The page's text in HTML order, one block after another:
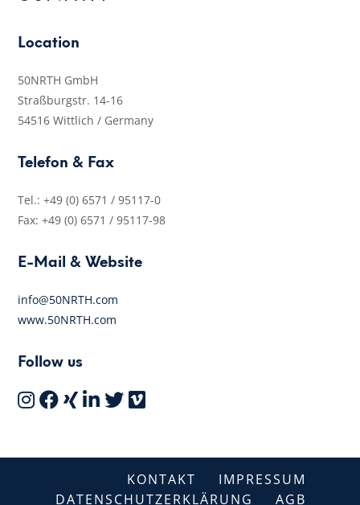
Location
50NRTH GmbH
Straßburgstr. 14-16
54516 Wittlich / Germany
Telefon & Fax
Tel.: +49 (0) 6571 / 95117-0
Fax: +49 (0) 6571 / 95117-98
E-Mail & Website
info@50NRTH.com
www.50NRTH.com
Follow us
KONTAKT
IMPRESSUM
DATENSCHUTZERKLÄRUNG
AGB